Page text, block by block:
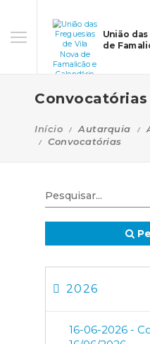
União
de
Convocatórias
Início Autarquia
Convocatórias
2026
16-06-2026 -